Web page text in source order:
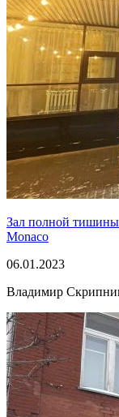
Зал полной тишины
Monaco
06.01.2023
Владимир